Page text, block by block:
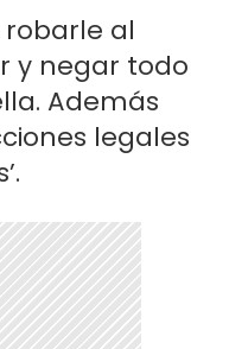
al
y negar todo
Además
legales